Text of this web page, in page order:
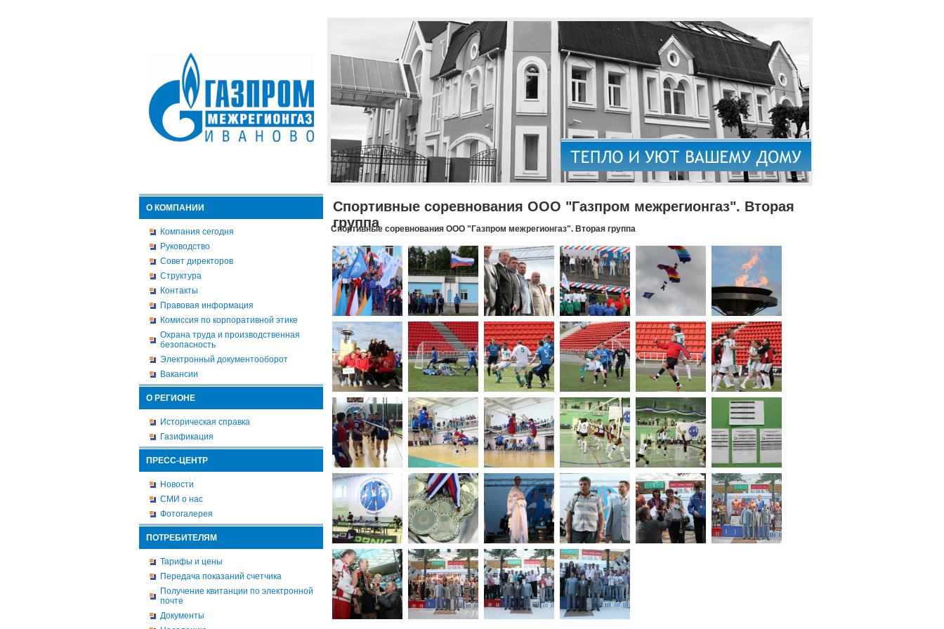
О КОМПАНИИ
Компания сегодня
Руководство
Совет директоров
Структура
Контакты
Правовая информация
Комиссия по корпоративной этике
Охрана труда и производственная
безопасность
Электронный документооборот
Вакансии
О РЕГИОНЕ
Историческая справка
Газификация
ПРЕСС-ЦЕНТР
Новости
СМИ о нас
Фотогалерея
ПОТРЕБИТЕЛЯМ
Тарифы и цены
Передача показаний счетчика
Получение квитанции по электронной
почте
Документы
Спортивные соревнования ООО "Газпром межрегионгаз". Вторая
группа
Спортивные соревнования ООО "Газпром межрегионгаз". Вторая группа